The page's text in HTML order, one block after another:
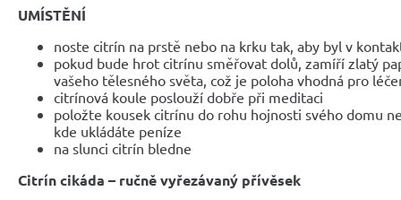
UMÍSTĚNÍ
noste citrín na prstě nebo na krku tak, aby byl v
pokud bude hrot citrínu směřovat dolů, zamíří zlatý
vašeho tělesného světa, což je poloha vhodná pro
citrínová koule poslouží dobře při meditaci
položte kousek citrínu do rohu hojnosti svého domu
kde ukládáte peníze
na slunci citrín bledne
Citrín cikáda – ručně vyřezávaný přívěsek